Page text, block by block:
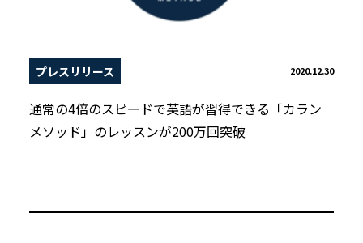
プレスリリース 2020.12.30
通常の4倍のスピードで英語が習得できる「カラン
メソッド」のレッスンが200万回突破